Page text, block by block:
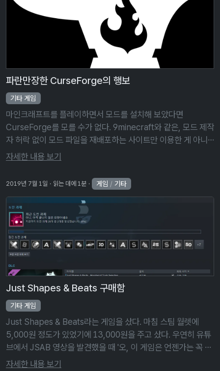
파란만장한 CurseForge의 행보
기타 게임
마인크래프트를 플레이하면서 모드를 설치해 보았다면
CurseForge를 모를 수가 없다. 9minecraft와 같은, 모드 제작
자 허락 없이 모드 파일을 재배포하는 사이트만 이용한 게 아니
라면 말이다. 사실 CurseForge에서 마인크래프트만 다루는 것
자세한 내용 보기
2019년 7월 1일 읽는 데에 1분 게임 / 기타
Just Shapes & Beats 구매함
기타 게임
Just Shapes & Beats라는 게임을 샀다. 마침 스팀 월렛에
5,000원 정도가 있었기에 13,000원을 주고 샀다. 우연히 유튜
브에서 JSAB 영상을 발견했을 때 '오, 이 게임은 언젠가는 꼭 사
야지'라고 생각했었는데, 잘된 일이다. 잠깐 플레이해 보니 …
자세한 내용 보기